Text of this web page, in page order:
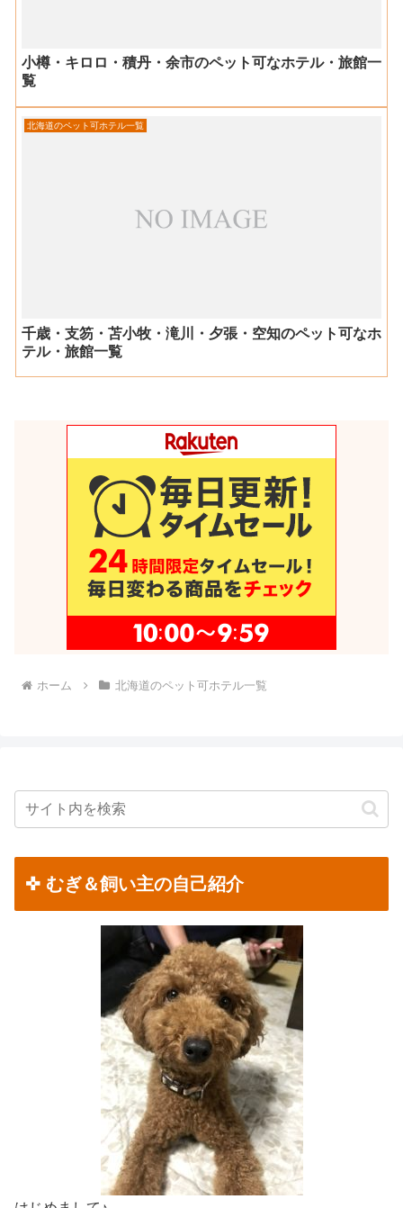
小樽・キロロ・積丹・余市のペット可なホテル・旅館一
覧
北海道のペット可ホテル一覧
千歳・支笏・苫小牧・滝川・夕張・空知のペット可なホ
テル・旅館一覧
ホーム 北海道のペット可ホテル一覧
✜ むぎ＆飼い主の自己紹介